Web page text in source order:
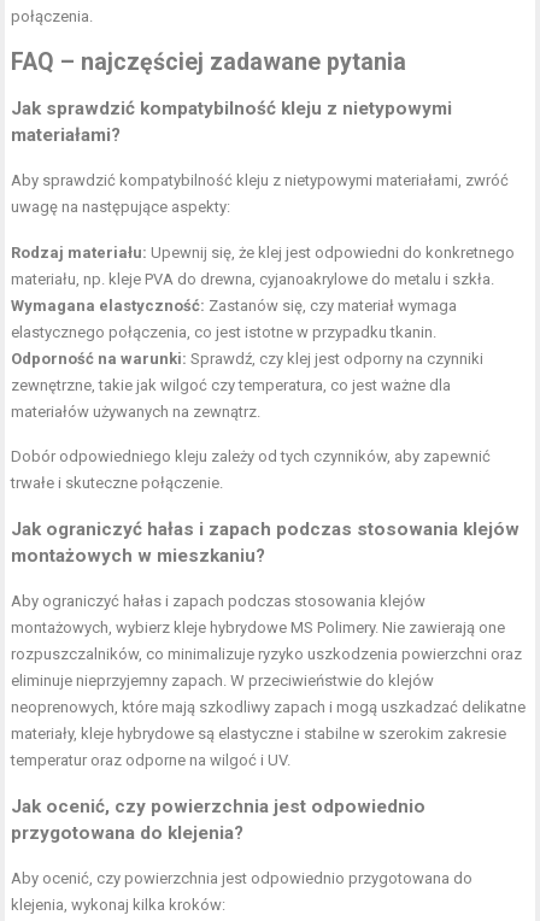
połączenia.
FAQ – najczęściej zadawane pytania
Jak sprawdzić kompatybilność kleju z nietypowymi
materiałami?
Aby sprawdzić kompatybilność kleju z nietypowymi materiałami, zwróć
uwagę na następujące aspekty:
Rodzaj materiału: Upewnij się, że klej jest odpowiedni do konkretnego
materiału, np. kleje PVA do drewna, cyjanoakrylowe do metalu i szkła.
Wymagana elastyczność: Zastanów się, czy materiał wymaga
elastycznego połączenia, co jest istotne w przypadku tkanin.
Odporność na warunki: Sprawdź, czy klej jest odporny na czynniki
zewnętrzne, takie jak wilgoć czy temperatura, co jest ważne dla
materiałów używanych na zewnątrz.
Dobór odpowiedniego kleju zależy od tych czynników, aby zapewnić
trwałe i skuteczne połączenie.
Jak ograniczyć hałas i zapach podczas stosowania klejów
montażowych w mieszkaniu?
Aby ograniczyć hałas i zapach podczas stosowania klejów
montażowych, wybierz kleje hybrydowe MS Polimery. Nie zawierają one
rozpuszczalników, co minimalizuje ryzyko uszkodzenia powierzchni oraz
eliminuje nieprzyjemny zapach. W przeciwieństwie do klejów
neoprenowych, które mają szkodliwy zapach i mogą uszkadzać delikatne
materiały, kleje hybrydowe są elastyczne i stabilne w szerokim zakresie
temperatur oraz odporne na wilgoć i UV.
Jak ocenić, czy powierzchnia jest odpowiednio
przygotowana do klejenia?
Aby ocenić, czy powierzchnia jest odpowiednio przygotowana do
klejenia, wykonaj kilka kroków: